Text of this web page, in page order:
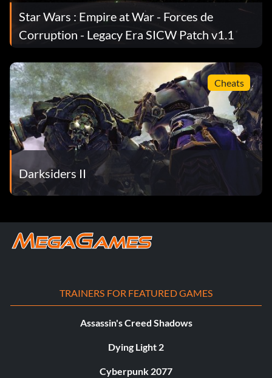
Star Wars : Empire at War - Forces de
Corruption - Legacy Era SICW Patch v1.1
Cheats
Darksiders II
TRAINERS FOR FEATURED GAMES
Assassin's Creed Shadows
Dying Light 2
Cyberpunk 2077